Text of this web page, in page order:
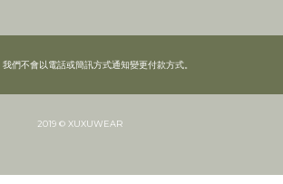
們不會以電話或簡訊方式通知變更付款方式。
2019 © XUXUWEAR